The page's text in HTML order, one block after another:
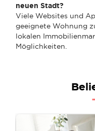
neuen Stadt?
Viele Websites und
geeignete Wohnung
lokalen
Möglichkeiten.